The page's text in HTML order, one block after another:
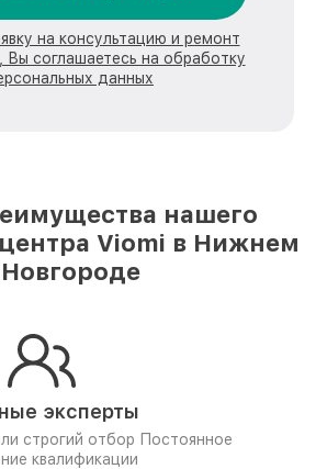
на консультацию и ремонт
Вы соглашаетесь на обработку
данных
нашего
Viomi в Нижнем
Новгороде
эксперты
строгий отбор Постоянное
квалификации